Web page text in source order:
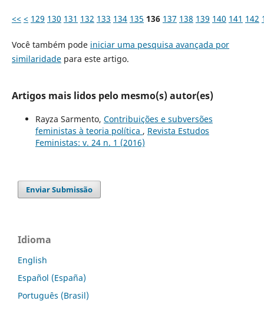
<< < 129 130 131 132 133 134 135 136 137 138 139 140 141 142
Você também pode iniciar uma pesquisa avançada por
similaridadepara este artigo.
Artigos mais lidos pelo mesmo(s) autor(es)
Rayza Sarmento, Contribuições e subversões
feministas à teoria política , Revista Estudos
Feministas: v. 24 n. 1 (2016)
Enviar Submissão
Idioma
English
Español (España)
Português (Brasil)